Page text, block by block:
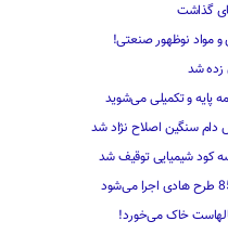
و مواد نوظهور صنعتی!
زده شد
پایه و ‌تکمیلی می‌شوید